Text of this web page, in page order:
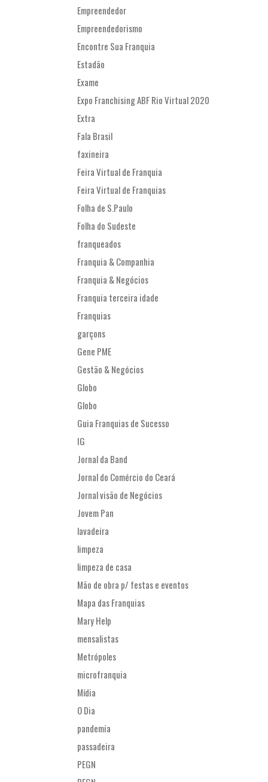
Empreendedor
Empreendedorismo
Encontre Sua Franquia
Estadão
Exame
Expo Franchising ABF Rio Virtual 2020
Extra
Fala Brasil
faxineira
Feira Virtual de Franquia
Feira Virtual de Franquias
Folha de S.Paulo
Folha do Sudeste
franqueados
Franquia & Companhia
Franquia & Negócios
Franquia terceira idade
Franquias
garçons
Gene PME
Gestão & Negócios
Globo
Globo
Guia Franquias de Sucesso
IG
Jornal da Band
Jornal do Comércio do Ceará
Jornal visão de Negócios
Jovem Pan
lavadeira
limpeza
limpeza de casa
Mão de obra p/ festas e eventos
Mapa das Franquias
Mary Help
mensalistas
Metrópoles
microfranquia
Mídia
O Dia
pandemia
passadeira
PEGN